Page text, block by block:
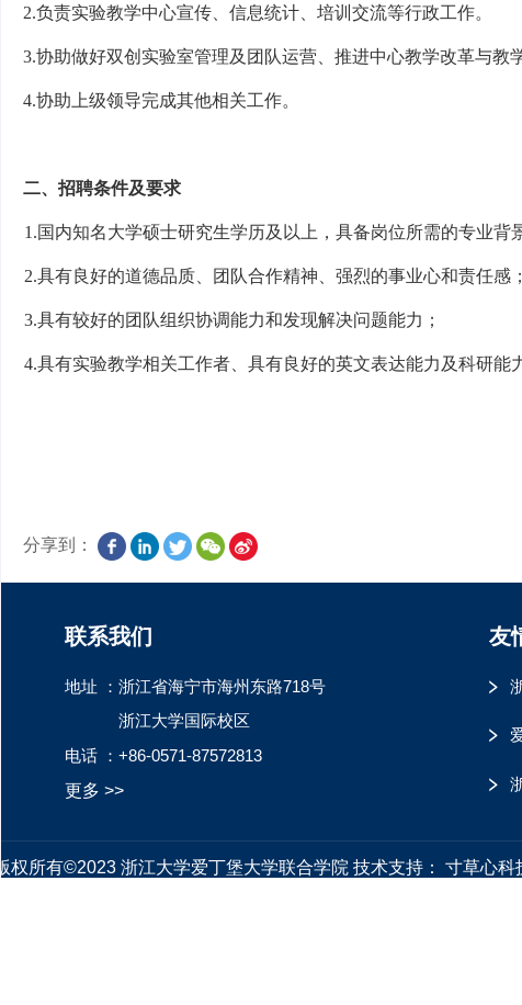
2.负责实验教学中心宣传、信息统计、培训交流等行政工作。
3.协助做好双创实验室管理及团队运营、推进中心教学改革与教
4.协助上级领导完成其他相关工作。
二、招聘条件及要求
1.国内知名大学硕士研究生学历及以上，具备岗位所需的专业背
2.具有良好的道德品质、团队合作精神、强烈的事业心和责任感；
3.具有较好的团队组织协调能力和发现解决问题能力；
4.具有实验教学相关工作者、具有良好的英文表达能力及科研能
分享到：
联系我们
地址 ：浙江省海宁市海州东路718号
浙江大学国际校区
电话 ：+86-0571-87572813
更多 >>
友
版权所有©2023 浙江大学爱丁堡大学联合学院 技术支持： 寸草心科